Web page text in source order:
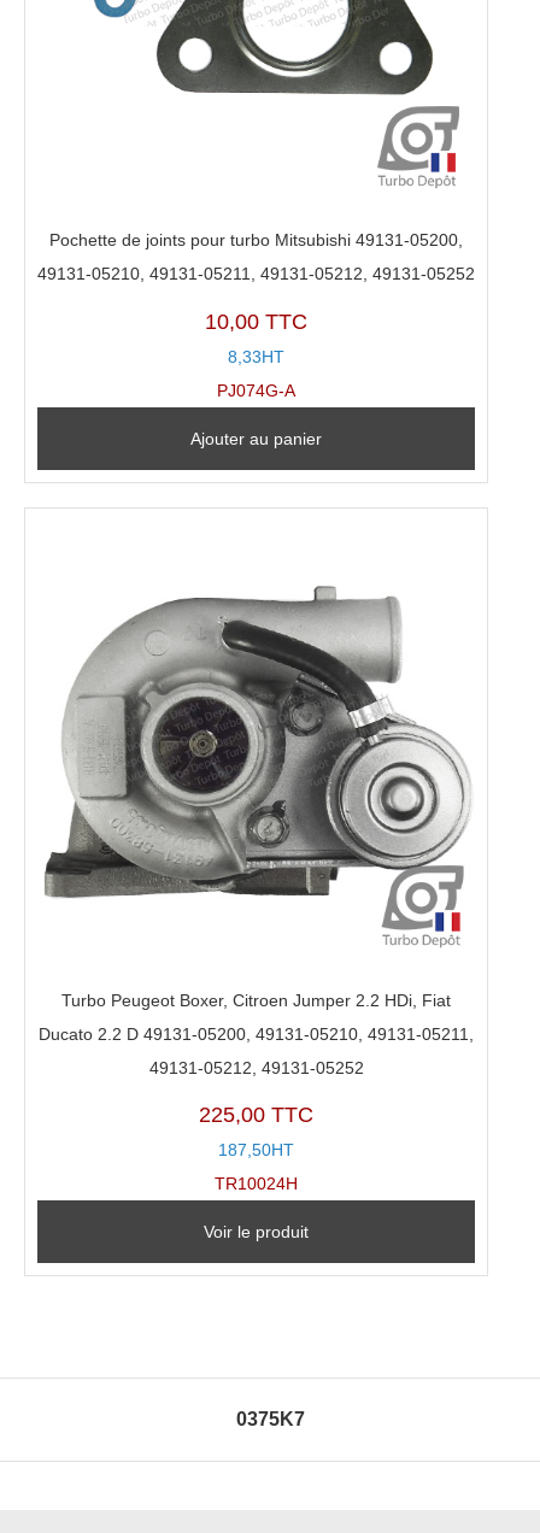
Pochette de joints pour turbo Mitsubishi 49131-05200,
49131-05210, 49131-05211, 49131-05212, 49131-05252
10,00 TTC
8,33HT
PJ074G-A
Ajouter au panier
Turbo Peugeot Boxer, Citroen Jumper 2.2 HDi, Fiat
Ducato 2.2 D 49131-05200, 49131-05210, 49131-05211,
49131-05212, 49131-05252
225,00 TTC
187,50HT
TR10024H
Voir le produit
0375K7